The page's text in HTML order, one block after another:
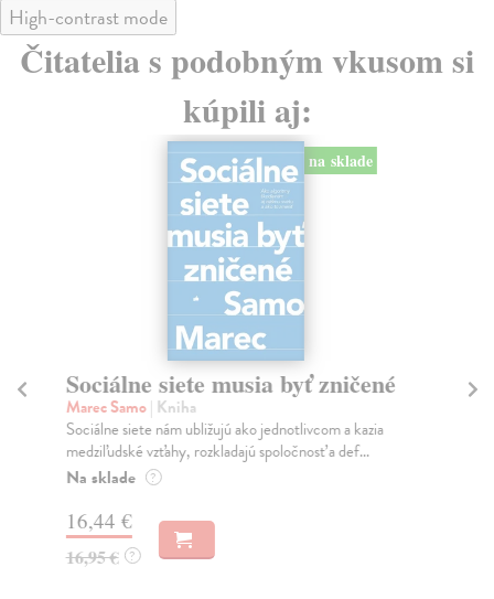
High-contrast mode
Čitatelia s podobným vkusom si
kúpili aj:
na sklade
Sociálne siete musia byť zničené
Marec Samo| Kniha
Sociálne siete nám ubližujú ako jednotlivcom a kazia
medziľudské vzťahy, rozkladajú spoločnosť a def...
Na sklade ?
16,44 €
16,95 € ?